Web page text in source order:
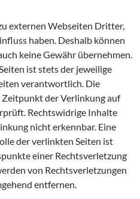
externen Webseiten Dritter,
haben. Deshalb können
keine Gewähr übernehmen.
ist stets der jeweilige
verantwortlich. Die
der Verlinkung auf
Rechtswidrige Inhalte
nicht erkennbar. Eine
der verlinkten Seiten ist
einer Rechtsverletzung
von Rechtsverletzungen
entfernen.